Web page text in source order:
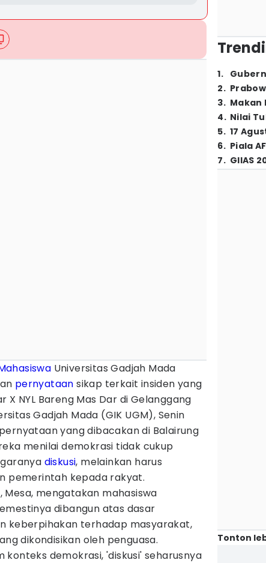
Universitas Gadjah Mada
pernyataan sikap terkait insiden yang
NYL Bareng Mas Dar di Gelanggang
Gadjah Mada (GIK UGM), Senin
yang dibacakan di Balairung
menilai demokrasi tidak cukup
diskusi, melainkan harus
pemerintah kepada rakyat.
Mesa, mengatakan mahasiswa
dibangun atas dasar
keberpihakan terhadap masyarakat,
dikondisikan oleh penguasa.
demokrasi, 'diskusi' seharusnya
1.
2.
3. Makan
4. Nilai
5. 17
6. Piala
7. GIIAS
Tonton